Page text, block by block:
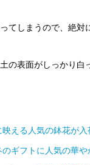
てしまうので、絶対
の表面がしっかり
える人気の鉢花が
ギフトに人気の華